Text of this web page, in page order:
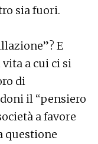
sia fuori.
E
vita a cui ci si
di
il “pensiero
a favore
questione